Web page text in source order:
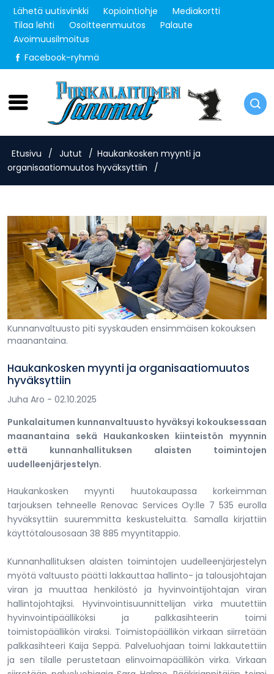
Lähetä uutisvinkki Kopiointiohje
Mediakortti
Tilaa lehti
Osoitteenmuutos
Palaute
Avoimuusilmoitus
Facebook-ryhmä
Torstai 6.8.2026
Etusivu / Jutut / Haukankosken myynti ja
organisaatiomuutos hyväksyttiin
/
Kunnanvaltuusto piti syyskauden ensimmäisen kokouksen
maanantaina.
Haukankosken myynti ja organisaatiomuutos
hyväksyttiin
Juha Aro - 02.10.2025
Punkalaitumen kunnanvaltuusto hyväksyi kokouksessaan
maanantaina sekä Haukankosken kiinteistön myynnin
että kunnanhallituksen alaisten toimintojen
uudelleenjärjestelyn.
Haukankosken myynti huutokaupassa korkeimman
tarjouksen tehneelle Renovac Services Oy:lle 7 535 eurolla
hyväksyttiin suuremmitta keskusteluitta. Samalla kirjattiin
käyttötalousosaan 38 885 myyntitappio.
Kunnanhallituksen alaisten toimintojen uudelleenjärjestelyn
myötä valtuusto päätti lakkauttaa hallinto- ja talousjohtajan
viran ja muuttaa henkilöstö ja hyvinvointijohtajan viran
hallintojohtajksi. Hyvinvointisuunnittelijan virka muutettiin
hyvinvointipäälliköksi ja palkkasihteerin toimi
toimistopäällikön viraksi. Toimistopäällikön virkaan siirretään
palkkasihteeri Kaija Seppä. Palveluohjaan toimi lakkautettiin
ja sen tilalle perustetaan elinvoimapäällikön virka. Virkaan